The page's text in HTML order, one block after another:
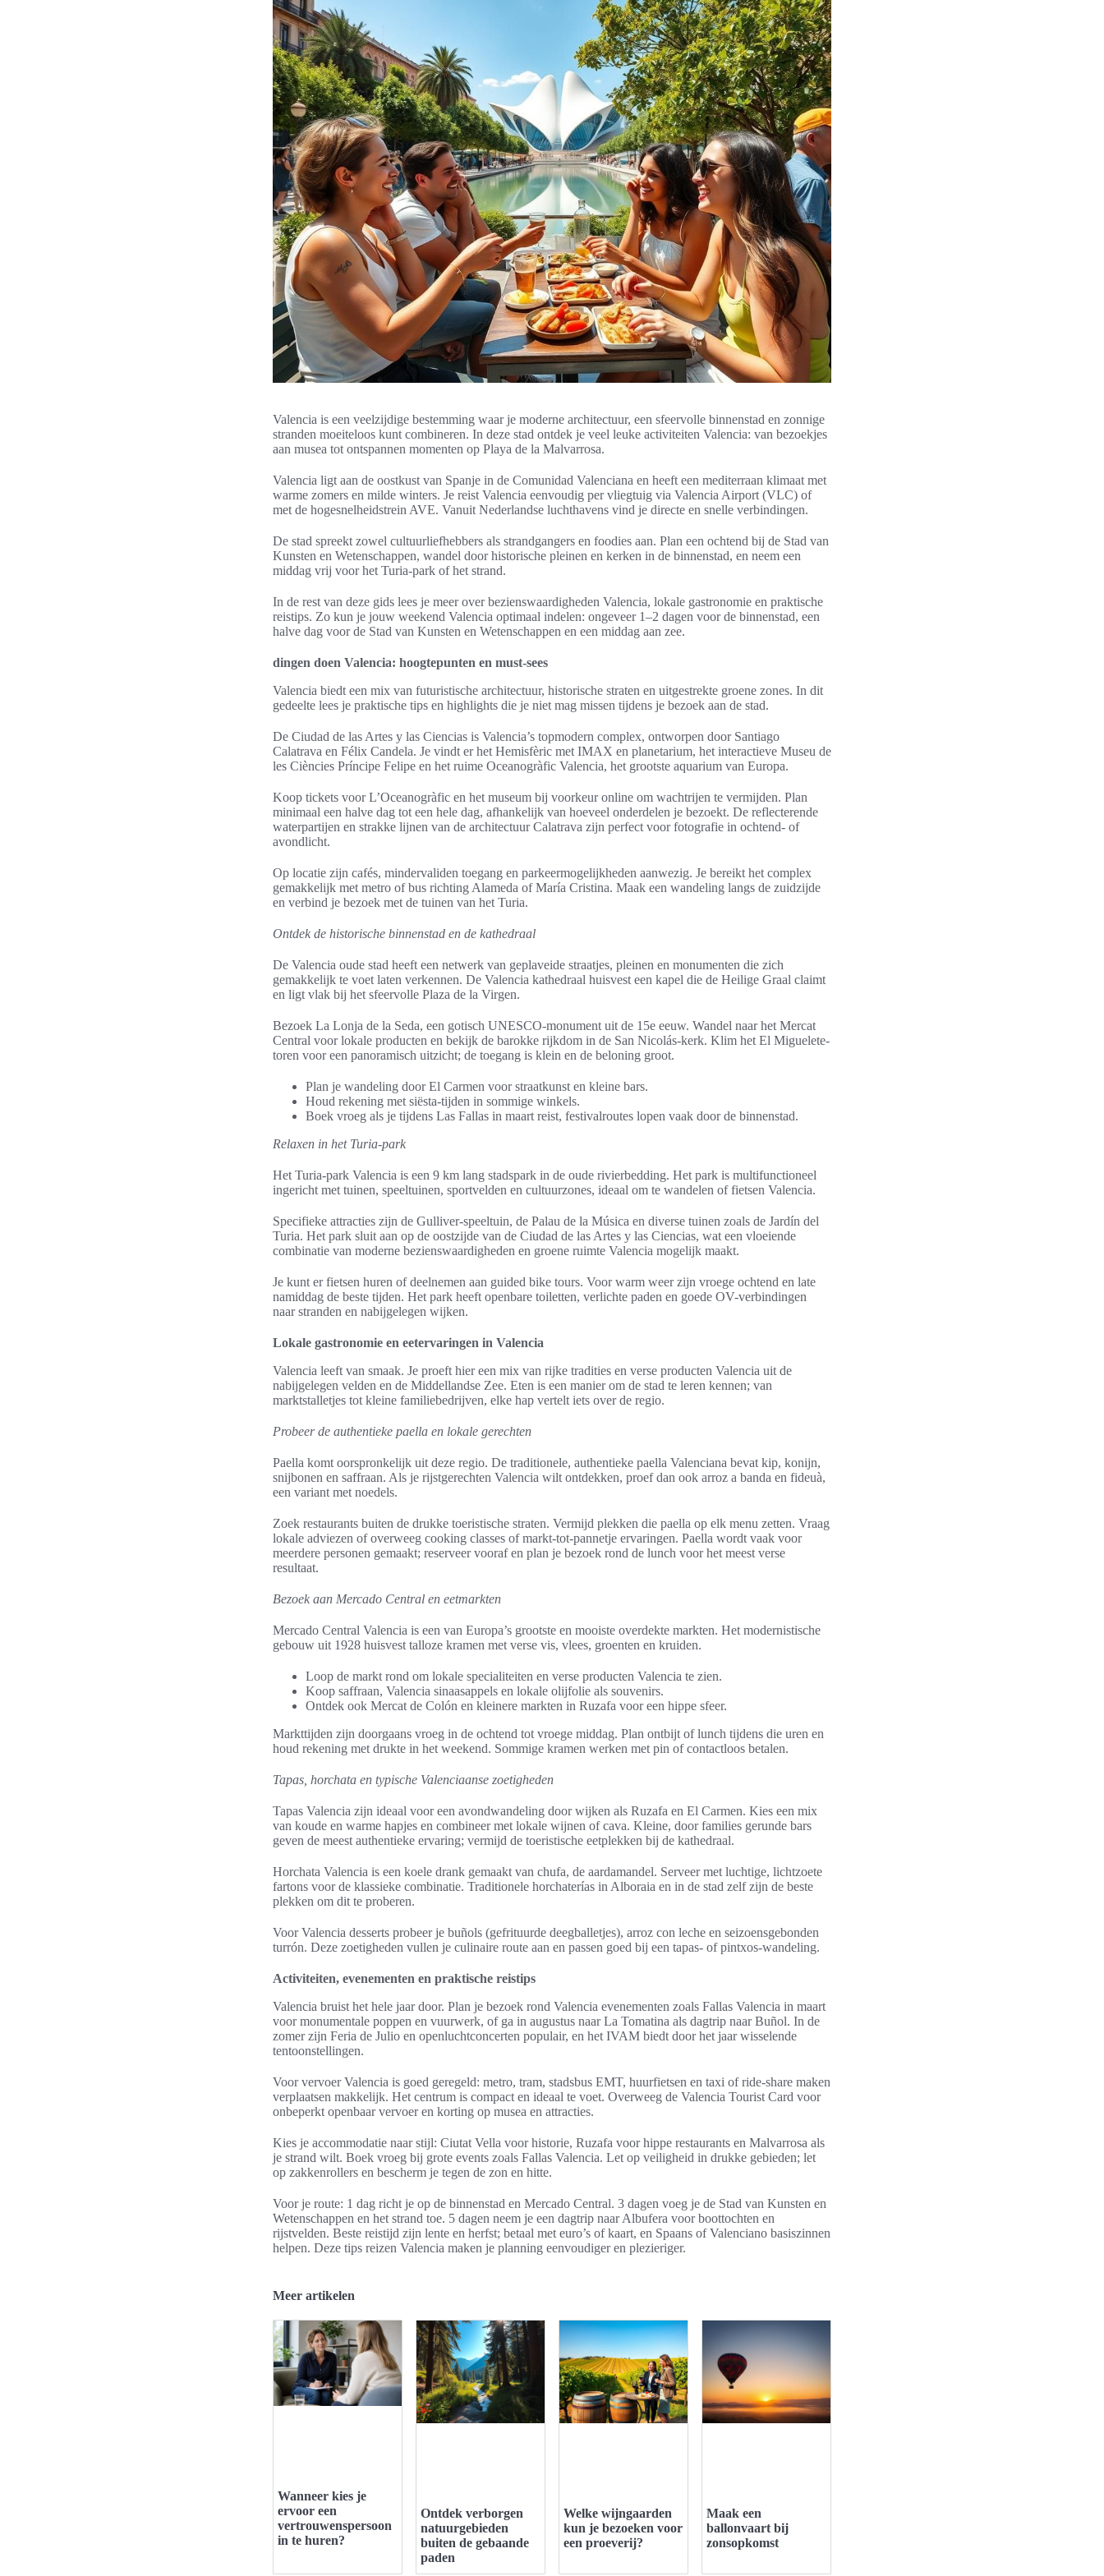
Valencia is een veelzijdige bestemming waar je moderne architectuur, een sfeervolle binnenstad en zonnige
stranden moeiteloos kunt combineren. In deze stad ontdek je veel leuke activiteiten Valencia: van bezoekjes
aan musea tot ontspannen momenten op Playa de la Malvarrosa.
Valencia ligt aan de oostkust van Spanje in de Comunidad Valenciana en heeft een mediterraan klimaat met
warme zomers en milde winters. Je reist Valencia eenvoudig per vliegtuig via Valencia Airport (VLC) of
met de hogesnelheidstrein AVE. Vanuit Nederlandse luchthavens vind je directe en snelle verbindingen.
De stad spreekt zowel cultuurliefhebbers als strandgangers en foodies aan. Plan een ochtend bij de Stad van
Kunsten en Wetenschappen, wandel door historische pleinen en kerken in de binnenstad, en neem een
middag vrij voor het Turia-park of het strand.
In de rest van deze gids lees je meer over bezienswaardigheden Valencia, lokale gastronomie en praktische
reistips. Zo kun je jouw weekend Valencia optimaal indelen: ongeveer 1–2 dagen voor de binnenstad, een
halve dag voor de Stad van Kunsten en Wetenschappen en een middag aan zee.
dingen doen Valencia: hoogtepunten en must-sees
Valencia biedt een mix van futuristische architectuur, historische straten en uitgestrekte groene zones. In dit
gedeelte lees je praktische tips en highlights die je niet mag missen tijdens je bezoek aan de stad.
De Ciudad de las Artes y las Ciencias is Valencia’s topmodern complex, ontworpen door Santiago
Calatrava en Félix Candela. Je vindt er het Hemisfèric met IMAX en planetarium, het interactieve Museu de
les Ciències Príncipe Felipe en het ruime Oceanogràfic Valencia, het grootste aquarium van Europa.
Koop tickets voor L’Oceanogràfic en het museum bij voorkeur online om wachtrijen te vermijden. Plan
minimaal een halve dag tot een hele dag, afhankelijk van hoeveel onderdelen je bezoekt. De reflecterende
waterpartijen en strakke lijnen van de architectuur Calatrava zijn perfect voor fotografie in ochtend- of
avondlicht.
Op locatie zijn cafés, mindervaliden toegang en parkeermogelijkheden aanwezig. Je bereikt het complex
gemakkelijk met metro of bus richting Alameda of María Cristina. Maak een wandeling langs de zuidzijde
en verbind je bezoek met de tuinen van het Turia.
Ontdek de historische binnenstad en de kathedraal
De Valencia oude stad heeft een netwerk van geplaveide straatjes, pleinen en monumenten die zich
gemakkelijk te voet laten verkennen. De Valencia kathedraal huisvest een kapel die de Heilige Graal claimt
en ligt vlak bij het sfeervolle Plaza de la Virgen.
Bezoek La Lonja de la Seda, een gotisch UNESCO-monument uit de 15e eeuw. Wandel naar het Mercat
Central voor lokale producten en bekijk de barokke rijkdom in de San Nicolás-kerk. Klim het El Miguelete-
toren voor een panoramisch uitzicht; de toegang is klein en de beloning groot.
Plan je wandeling door El Carmen voor straatkunst en kleine bars.
Houd rekening met siësta-tijden in sommige winkels.
Boek vroeg als je tijdens Las Fallas in maart reist, festivalroutes lopen vaak door de binnenstad.
Relaxen in het Turia-park
Het Turia-park Valencia is een 9 km lang stadspark in de oude rivierbedding. Het park is multifunctioneel
ingericht met tuinen, speeltuinen, sportvelden en cultuurzones, ideaal om te wandelen of fietsen Valencia.
Specifieke attracties zijn de Gulliver-speeltuin, de Palau de la Música en diverse tuinen zoals de Jardín del
Turia. Het park sluit aan op de oostzijde van de Ciudad de las Artes y las Ciencias, wat een vloeiende
combinatie van moderne bezienswaardigheden en groene ruimte Valencia mogelijk maakt.
Je kunt er fietsen huren of deelnemen aan guided bike tours. Voor warm weer zijn vroege ochtend en late
namiddag de beste tijden. Het park heeft openbare toiletten, verlichte paden en goede OV-verbindingen
naar stranden en nabijgelegen wijken.
Lokale gastronomie en eetervaringen in Valencia
Valencia leeft van smaak. Je proeft hier een mix van rijke tradities en verse producten Valencia uit de
nabijgelegen velden en de Middellandse Zee. Eten is een manier om de stad te leren kennen; van
marktstalletjes tot kleine familiebedrijven, elke hap vertelt iets over de regio.
Probeer de authentieke paella en lokale gerechten
Paella komt oorspronkelijk uit deze regio. De traditionele, authentieke paella Valenciana bevat kip, konijn,
snijbonen en saffraan. Als je rijstgerechten Valencia wilt ontdekken, proef dan ook arroz a banda en fideuà,
een variant met noedels.
Zoek restaurants buiten de drukke toeristische straten. Vermijd plekken die paella op elk menu zetten. Vraag
lokale adviezen of overweeg cooking classes of markt-tot-pannetje ervaringen. Paella wordt vaak voor
meerdere personen gemaakt; reserveer vooraf en plan je bezoek rond de lunch voor het meest verse
resultaat.
Bezoek aan Mercado Central en eetmarkten
Mercado Central Valencia is een van Europa’s grootste en mooiste overdekte markten. Het modernistische
gebouw uit 1928 huisvest talloze kramen met verse vis, vlees, groenten en kruiden.
Loop de markt rond om lokale specialiteiten en verse producten Valencia te zien.
Koop saffraan, Valencia sinaasappels en lokale olijfolie als souvenirs.
Ontdek ook Mercat de Colón en kleinere markten in Ruzafa voor een hippe sfeer.
Markttijden zijn doorgaans vroeg in de ochtend tot vroege middag. Plan ontbijt of lunch tijdens die uren en
houd rekening met drukte in het weekend. Sommige kramen werken met pin of contactloos betalen.
Tapas, horchata en typische Valenciaanse zoetigheden
Tapas Valencia zijn ideaal voor een avondwandeling door wijken als Ruzafa en El Carmen. Kies een mix
van koude en warme hapjes en combineer met lokale wijnen of cava. Kleine, door families gerunde bars
geven de meest authentieke ervaring; vermijd de toeristische eetplekken bij de kathedraal.
Horchata Valencia is een koele drank gemaakt van chufa, de aardamandel. Serveer met luchtige, lichtzoete
fartons voor de klassieke combinatie. Traditionele horchaterías in Alboraia en in de stad zelf zijn de beste
plekken om dit te proberen.
Voor Valencia desserts probeer je buñols (gefrituurde deegballetjes), arroz con leche en seizoensgebonden
turrón. Deze zoetigheden vullen je culinaire route aan en passen goed bij een tapas- of pintxos-wandeling.
Activiteiten, evenementen en praktische reistips
Valencia bruist het hele jaar door. Plan je bezoek rond Valencia evenementen zoals Fallas Valencia in maart
voor monumentale poppen en vuurwerk, of ga in augustus naar La Tomatina als dagtrip naar Buñol. In de
zomer zijn Feria de Julio en openluchtconcerten populair, en het IVAM biedt door het jaar wisselende
tentoonstellingen.
Voor vervoer Valencia is goed geregeld: metro, tram, stadsbus EMT, huurfietsen en taxi of ride-share maken
verplaatsen makkelijk. Het centrum is compact en ideaal te voet. Overweeg de Valencia Tourist Card voor
onbeperkt openbaar vervoer en korting op musea en attracties.
Kies je accommodatie naar stijl: Ciutat Vella voor historie, Ruzafa voor hippe restaurants en Malvarrosa als
je strand wilt. Boek vroeg bij grote events zoals Fallas Valencia. Let op veiligheid in drukke gebieden; let
op zakkenrollers en bescherm je tegen de zon en hitte.
Voor je route: 1 dag richt je op de binnenstad en Mercado Central. 3 dagen voeg je de Stad van Kunsten en
Wetenschappen en het strand toe. 5 dagen neem je een dagtrip naar Albufera voor boottochten en
rijstvelden. Beste reistijd zijn lente en herfst; betaal met euro’s of kaart, en Spaans of Valenciano basiszinnen
helpen. Deze tips reizen Valencia maken je planning eenvoudiger en plezieriger.
Meer artikelen
Wanneer kies je
ervoor een
vertrouwenspersoon
in te huren?
Ontdek verborgen
natuurgebieden
buiten de gebaande
paden
Welke wijngaarden
kun je bezoeken voor
een proeverij?
Maak een
ballonvaart bij
zonsopkomst